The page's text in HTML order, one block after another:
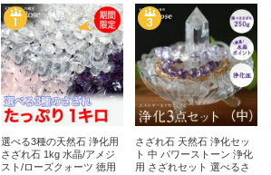
選べる3種の天然石 浄化用
さざれ石 1kg 水晶/アメジ
スト/ローズクォーツ 徳用
さざれ石 天然石 浄化セッ
ト 中 パワーストーン 浄化
用 さざれセット 選べるさ